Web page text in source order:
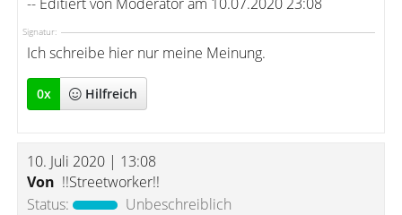
Signatur:
Ich schreibe hier nur meine Meinung.
0x Hilfreich
10. Juli 2020 | 13:08
Von !!Streetworker!!
Status:
Unbeschreiblich